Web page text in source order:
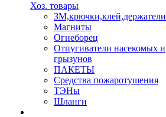
Хоз. товары
ЗМ,крючки,клей,держатели
Магниты
Огнеборец
Отпугиватели насекомых и
грызунов
ПАКЕТЫ
Средства пожаротушения
ТЭНы
Шланги